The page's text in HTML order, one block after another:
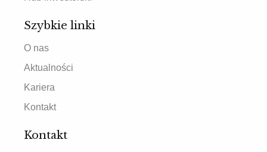
Szybkie linki
O nas
Aktualności
Kariera
Kontakt
Kontakt